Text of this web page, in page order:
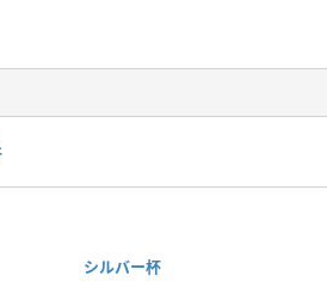
シルバー杯